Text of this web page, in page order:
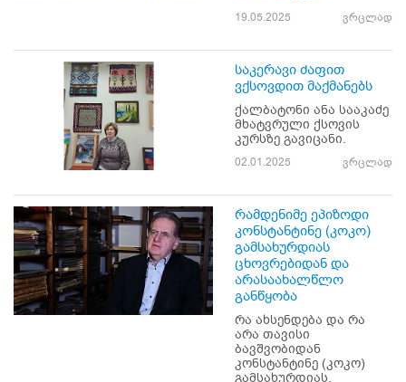
19.05.2025 ვრცლად
საკერავი ძაფით
ვქსოვდით მაქმანებს
ქალბატონი ანა სააკაძე
მხატვრული ქსოვის
კურსზე გავიცანი.
02.01.2025 ვრცლად
რამდენიმე ეპიზოდი
კონსტანტინე (კოკო)
გამსახურდიას
ცხოვრებიდან და
არასაახალწლო
განწყობა
რა ახსენდება და რა
არა თავისი
ბავშვობიდან
კონსტანტინე (კოკო)
გამსახურდიას,